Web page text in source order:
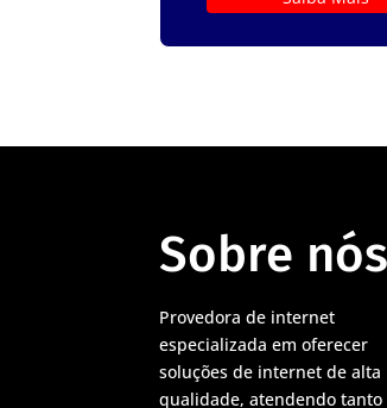
Sobre nós
Provedora de internet
especializada em oferecer
soluções de internet de alta
qualidade, atendendo tanto